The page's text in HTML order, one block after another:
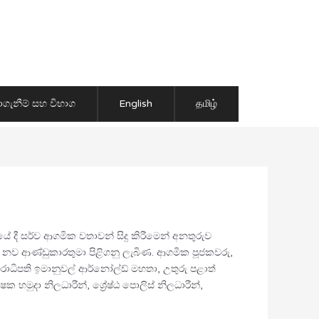
සහ විභාග English தமிழ்
දී සර්ව ආගමික වතාවන් සිදු කිරීමෙන් අනතුරුව
නව ආණ්ඩුකාරතුමා පිළිගනු ලැබිණ. ආගමික පූජකවරු,
ඉමානුවල් ආර්නෝල්ඩ් මහතා, උතුරු පළාත්
හමුදා නිලධාරීන්, ශ්‍රේෂ්ඨ පොලිස් නිලධාරීන්,